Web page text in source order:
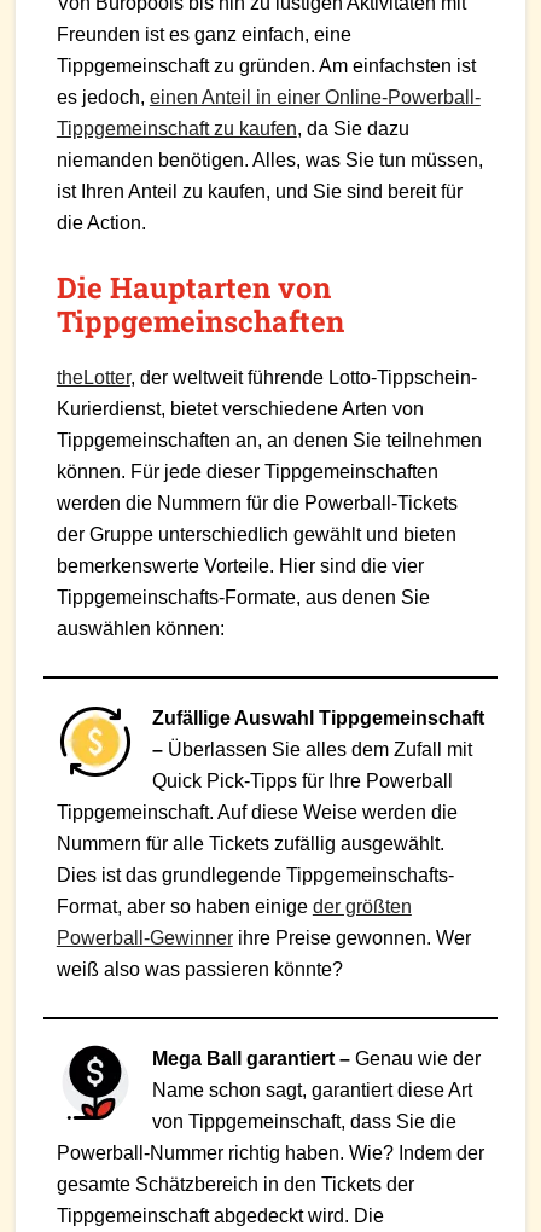
Freunden ist es ganz einfach, eine
Tippgemeinschaft zu gründen. Am einfachsten ist
es jedoch, einen Anteil in einer Online-Powerball-
Tippgemeinschaft zu kaufen, da Sie dazu
niemanden benötigen. Alles, was Sie tun müssen,
ist Ihren Anteil zu kaufen, und Sie sind bereit für
die Action.
Die Hauptarten von
Tippgemeinschaften
theLotter, der weltweit führende Lotto-Tippschein-
Kurierdienst, bietet verschiedene Arten von
Tippgemeinschaften an, an denen Sie teilnehmen
können. Für jede dieser Tippgemeinschaften
werden die Nummern für die Powerball-Tickets
der Gruppe unterschiedlich gewählt und bieten
bemerkenswerte Vorteile. Hier sind die vier
Tippgemeinschafts-Formate, aus denen Sie
auswählen können:
Zufällige Auswahl Tippgemeinschaft
–Überlassen Sie alles dem Zufall mit
Quick Pick-Tipps für Ihre Powerball
Tippgemeinschaft. Auf diese Weise werden die
Nummern für alle Tickets zufällig ausgewählt.
Dies ist das grundlegende Tippgemeinschafts-
Format, aber so haben einige der größten
Powerball-Gewinnerihre Preise gewonnen. Wer
weiß also was passieren könnte?
Mega Ball garantiert –Genau wie der
Name schon sagt, garantiert diese Art
von Tippgemeinschaft, dass Sie die
Powerball-Nummer richtig haben. Wie? Indem der
gesamte Schätzbereich in den Tickets der
Tippgemeinschaft abgedeckt wird. Die